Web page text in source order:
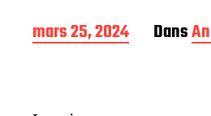
D
a
mars 25, 2024 Dans